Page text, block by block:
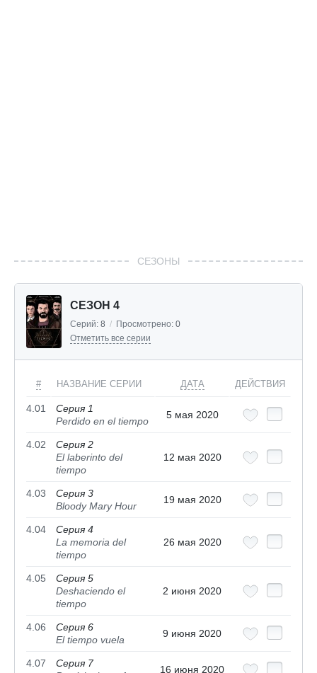
СЕЗОНЫ
СЕЗОН 4
Серий: 8 / Просмотрено: 0
Отметить все серии
# НАЗВАНИЕ СЕРИИ ДАТА ДЕЙСТВИЯ
4.01
Серия 1
Perdido en el tiempo
5 мая 2020
4.02
Серия 2
El laberinto del
tiempo
12 мая 2020
4.03
Серия 3
Bloody Mary Hour
19 мая 2020
4.04
Серия 4
La memoria del
tiempo
26 мая 2020
4.05
Серия 5
Deshaciendo el
tiempo
2 июня 2020
4.06
Серия 6
El tiempo vuela
9 июня 2020
4.07
Серия 7
16 июня 2020